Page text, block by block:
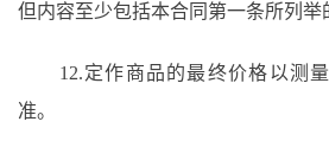
但内容至少包括本合同第一条所列举
12.定作商品的最终价格以测量
准。